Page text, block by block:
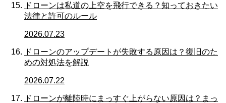
ドローンは私道の上空を飛行できる？知っておきたい
法律と許可のルール
2026.07.23
ドローンのアップデートが失敗する原因は？復旧のた
めの対処法を解説
2026.07.22
ドローンが離陸時にまっすぐ上がらない原因は？まっ